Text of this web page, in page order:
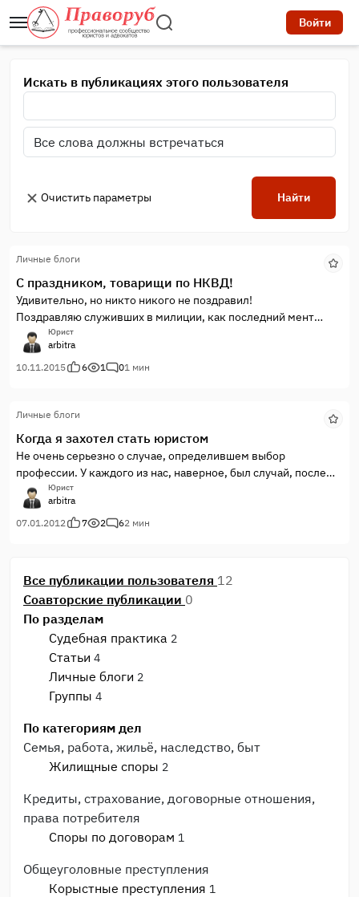
Войти
Искать в публикациях этого пользователя
Очистить параметры Найти
Личные блоги
С праздником, товарищи по НКВД!
Удивительно, но никто никого не поздравил!
Поздравляю служивших в милиции, как последний мент
СССР! Уволен 31.12.1991 года!)
Юрист
arbitra
10.11.2015
6 1 01 мин
Личные блоги
Когда я захотел стать юристом
Не очень серьезно о случае, определившем выбор
профессии. У каждого из нас, наверное, был случай, после
которого профессия юриста была определена не только как
подходящая, но и та, в которой нас ждет успех. Дело было
давно, заканчивался девятый класс, нежный теплый вечер
Юрист
arbitra
07.01.2012
7 2 62 мин
Все публикации пользователя 12
Соавторские публикации 0
По разделам
Судебная практика 2
Статьи 4
Личные блоги 2
Группы 4
По категориям дел
Семья, работа, жильё, наследство, быт
Жилищные споры 2
Кредиты, страхование, договорные отношения,
права потребителя
Споры по договорам 1
Общеуголовные преступления
Корыстные преступления 1